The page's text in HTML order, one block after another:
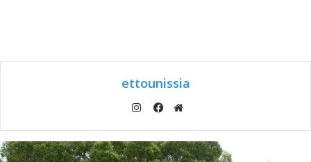
ettounissia
الويب